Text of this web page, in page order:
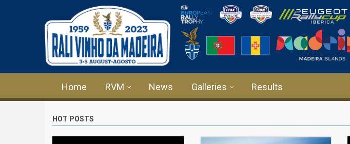
Home RVM News Galleries Results
HOT POSTS